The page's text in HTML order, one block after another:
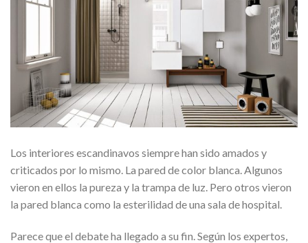
Los interiores escandinavos siempre han sido amados y
criticados por lo mismo. La pared de color blanca. Algunos
vieron en ellos la pureza y la trampa de luz. Pero otros vieron
la pared blanca como la esterilidad de una sala de hospital.
Parece que el debate ha llegado a su fin. Según los expertos,